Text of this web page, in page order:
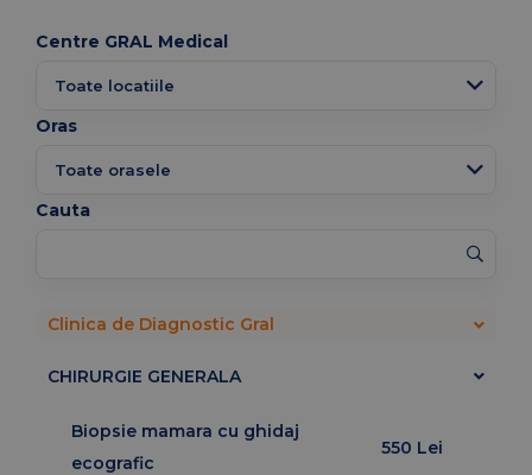
Centre GRAL Medical
Oras
Cauta
Clinica de Diagnostic Gral
CHIRURGIE GENERALA
Biopsie mamara cu ghidaj
ecografic
550 Lei